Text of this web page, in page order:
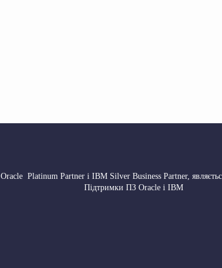
Platinum Partner і IBM Silver Business Partner,
Підтримки ПЗ Oracle і IBM